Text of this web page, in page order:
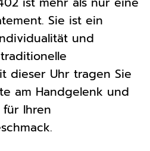
Sie ist ein
und
dieser Uhr tragen Sie
am Handgelenk und
Ihren